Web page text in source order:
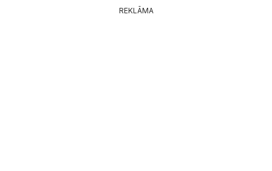
REKLĀMA